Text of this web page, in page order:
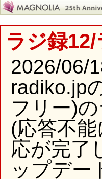
ラジ録
2026/06/
radiko.jp
フリー)
(応答不
応が完了
ップデー